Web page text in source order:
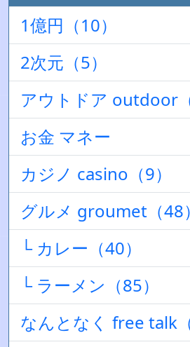
1億円（10）
2次元（5）
アウトドア outdoor（
お金 マネー
カジノ casino（9）
グルメ groumet（48）
└ カレー（40）
└ ラーメン（85）
なんとなく free talk